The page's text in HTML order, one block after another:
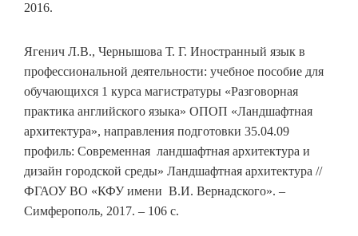
2016.
Ягенич Л.В., Чернышова Т. Г. Иностранный язык в
профессиональной деятельности: учебное пособие для
обучающихся 1 курса магистратуры «Разговорная
практика английского языка» ОПОП «Ландшафтная
архитектура», направления подготовки 35.04.09
профиль: Современная ландшафтная архитектура и
дизайн городской среды» Ландшафтная архитектура //
ФГАОУ ВО «КФУ имени В.И. Вернадского». –
Симферополь, 2017. – 106 с.